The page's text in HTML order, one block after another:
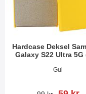
Hardcase Deksel
Galaxy S22 Ultra 5G
Varenummer 43259
Gul